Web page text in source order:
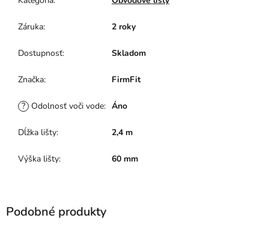
Záruka: 2 roky
Dostupnosť: Skladom
Značka: FirmFit
? Odolnosť voči vode: Áno
Dĺžka lišty: 2,4 m
Výška lišty: 60 mm